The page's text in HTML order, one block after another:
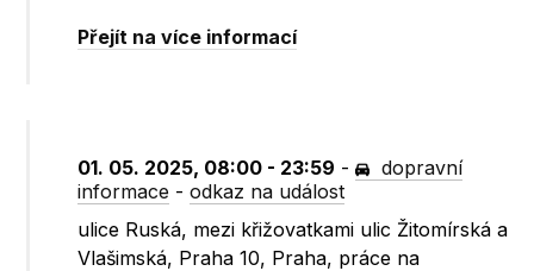
Přejít na více informací
01. 05. 2025, 08:00 - 23:59 -
dopravní
informace -odkaz na událost
ulice Ruská, mezi křižovatkami ulic Žitomírská a
Vlašimská, Praha 10, Praha, práce na